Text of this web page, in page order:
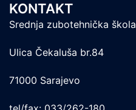
KONTAKT
Srednja zubotehnička škola
Ulica Čekaluša br.84
71000 Sarajevo